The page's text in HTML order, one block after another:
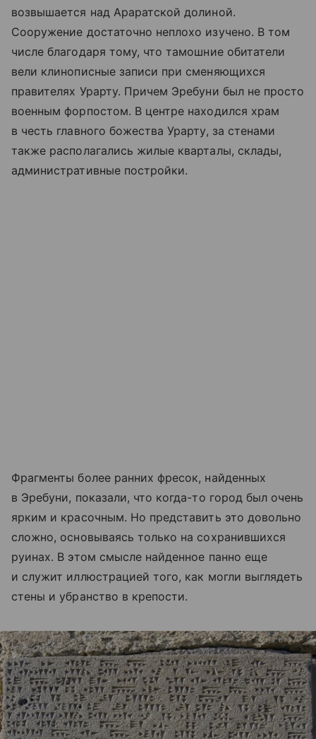
возвышается над Араратской долиной.
Сооружение достаточно неплохо изучено. В том
числе благодаря тому, что тамошние обитатели
вели клинописные записи при сменяющихся
правителях Урарту. Причем Эребуни был не просто
военным форпостом. В центре находился храм
в честь главного божества Урарту, за стенами
также располагались жилые кварталы, склады,
административные постройки.
Фрагменты более ранних фресок, найденных
в Эребуни, показали, что когда-то город был очень
ярким и красочным. Но представить это довольно
сложно, основываясь только на сохранившихся
руинах. В этом смысле найденное панно еще
и служит иллюстрацией того, как могли выглядеть
стены и убранство в крепости.